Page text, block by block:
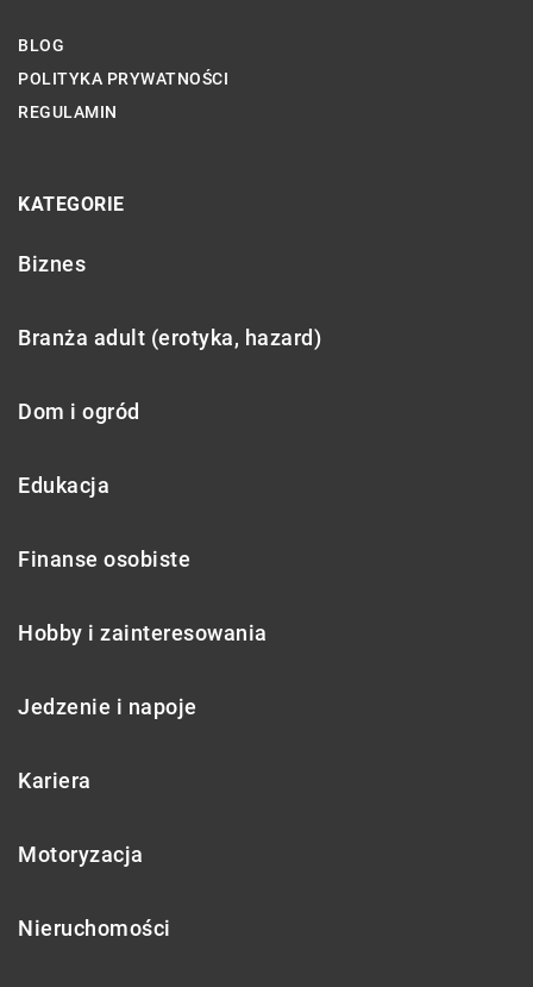
BLOG
POLITYKA PRYWATNOŚCI
REGULAMIN
KATEGORIE
Biznes
Branża adult (erotyka, hazard)
Dom i ogród
Edukacja
Finanse osobiste
Hobby i zainteresowania
Jedzenie i napoje
Kariera
Motoryzacja
Nieruchomości